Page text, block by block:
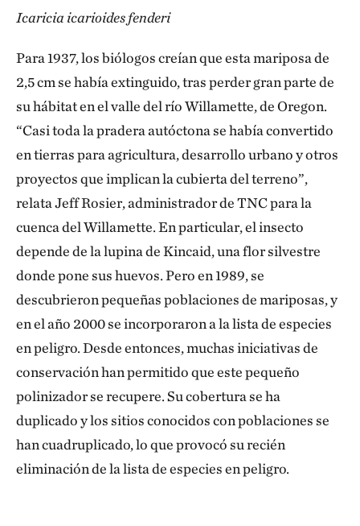
Icaricia icarioides fenderi
Para 1937, los biólogos creían que esta mariposa de
2,5 cm se había extinguido, tras perder gran parte de
su hábitat en el valle del río Willamette, de Oregon.
“Casi toda la pradera autóctona se había convertido
en tierras para agricultura, desarrollo urbano y otros
proyectos que implican la cubierta del terreno”,
relata Jeff Rosier, administrador de TNC para la
cuenca del Willamette. En particular, el insecto
depende de la lupina de Kincaid, una flor silvestre
donde pone sus huevos. Pero en 1989, se
descubrieron pequeñas poblaciones de mariposas, y
en el año 2000 se incorporaron a la lista de especies
en peligro. Desde entonces, muchas iniciativas de
conservación han permitido que este pequeño
polinizador se recupere. Su cobertura se ha
duplicado y los sitios conocidos con poblaciones se
han cuadruplicado, lo que provocó su recién
eliminación de la lista de especies en peligro.